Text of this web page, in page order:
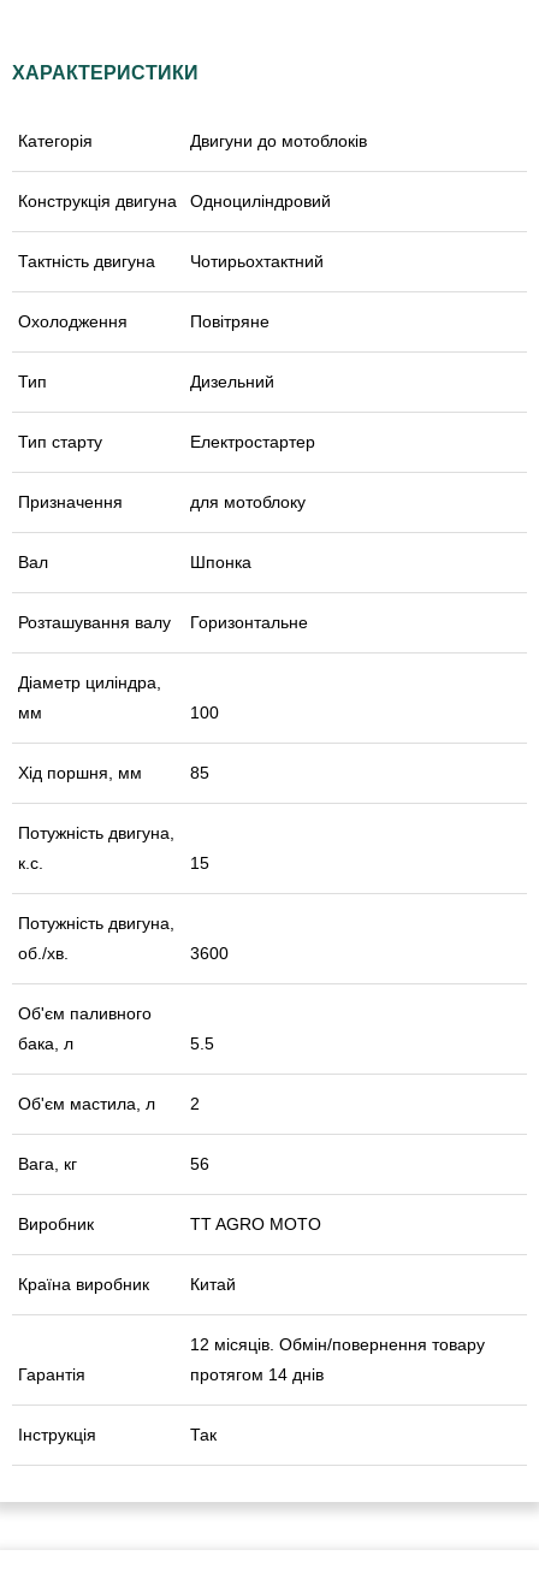
ХАРАКТЕРИСТИКИ
Категорія Двигуни до мотоблоків
Конструкція двигуна Одноциліндровий
Тактність двигуна Чотирьохтактний
Охолодження Повітряне
Тип Дизельний
Тип старту Електростартер
Призначення для мотоблоку
Вал Шпонка
Розташування валу Горизонтальне
Діаметр циліндра,
мм
100
Хід поршня, мм 85
Потужність двигуна,
к.с.
15
Потужність двигуна,
об./хв.
3600
Об'єм паливного
бака, л
5.5
Об'єм мастила, л 2
Вага, кг 56
Виробник TT AGRO MOTO
Країна виробник Китай
Гарантія
12 місяців. Обмін/повернення товару
протягом 14 днів
Інструкція Так